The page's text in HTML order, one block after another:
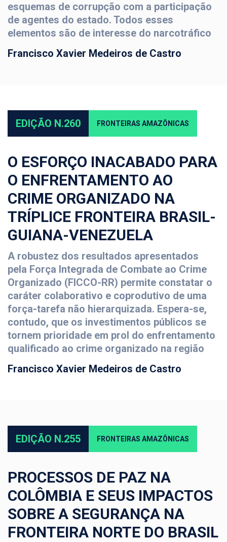
esquemas de corrupção com a participação
de agentes do estado. Todos esses
elementos são de interesse do narcotráfico
Francisco Xavier Medeiros de Castro
EDIÇÃO N.260 FRONTEIRAS AMAZÔNICAS
O ESFORÇO INACABADO PARA
O ENFRENTAMENTO AO
CRIME ORGANIZADO NA
TRÍPLICE FRONTEIRA BRASIL-
GUIANA-VENEZUELA
A robustez dos resultados apresentados
pela Força Integrada de Combate ao Crime
Organizado (FICCO-RR) permite constatar o
caráter colaborativo e coprodutivo de uma
força-tarefa não hierarquizada. Espera-se,
contudo, que os investimentos públicos se
tornem prioridade em prol do enfrentamento
qualificado ao crime organizado na região
Francisco Xavier Medeiros de Castro
EDIÇÃO N.255 FRONTEIRAS AMAZÔNICAS
PROCESSOS DE PAZ NA
COLÔMBIA E SEUS IMPACTOS
SOBRE A SEGURANÇA NA
FRONTEIRA NORTE DO BRASIL